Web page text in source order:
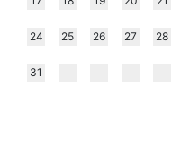
24 25 26 27 28
31